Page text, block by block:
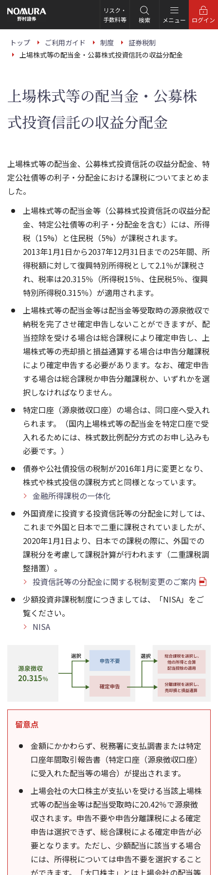
の
ー
リスク・
手数料等
検索 メニュー ログイン
トップ ご利用ガイド 制度
証券税制
上場株式等の配当金・公募株式投資信託の収益分配金
上場株式等の配当金・公募株
式投資信託の収益分配金
上場株式等の配当金、公募株式投資信託の収益分配金、特
定公社債等の利子・分配金における課税についてまとめま
した。
上場株式等の配当金等（公募株式投資信託の収益分配
金、特定公社債等の利子・分配金を含む）には、所得
税（15%）と住民税（5%）が課税されます。
2013年1月1日から2037年12月31日までの25年間、所
得税額に対して復興特別所得税として2.1％が課税さ
れ、税率は20.315％（所得税15％、住民税5％、復興
特別所得税0.315％）が適用されます。
上場株式等の配当金等は配当金等受取時の源泉徴収で
納税を完了させ確定申告しないことができますが、配
当控除を受ける場合は総合課税により確定申告し、上
場株式等の売却損と損益通算する場合は申告分離課税
により確定申告する必要があります。なお、確定申告
する場合は総合課税か申告分離課税か、いずれかを選
択しなければなりません。
特定口座（源泉徴収口座）の場合は、同口座へ受入れ
られます。（国内上場株式等の配当金を特定口座で受
入れるためには、株式数比例配分方式のお申し込みも
必要です。）
債券や公社債投信の税制が2016年1月に変更となり、
株式や株式投信の課税方式と同様となっています。
金融所得課税の一体化
外国資産に投資する投資信託等の分配金に対しては、
これまで外国と日本で二重に課税されていましたが、
2020年1月1日より、日本での課税の際に、外国での
課税分を考慮して課税計算が行われます（二重課税調
整措置）。
投資信託等の分配金に関する税制変更のご案内
少額投資非課税制度につきましては、「NISA」をご
覧ください。
NISA
留意点
金額にかかわらず、税務署に支払調書または特定
口座年間取引報告書（特定口座（源泉徴収口座）
に受入れた配当等の場合）が提出されます。
上場会社の大口株主が支払いを受ける当該上場株
式等の配当金等は配当受取時に20.42％で源泉徴
収されます。申告不要や申告分離課税による確定
申告は選択できず、総合課税による確定申告が必
要となります。ただし、少額配当に該当する場合
には、所得税については申告不要を選択すること